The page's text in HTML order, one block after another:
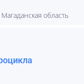
Магаданская область